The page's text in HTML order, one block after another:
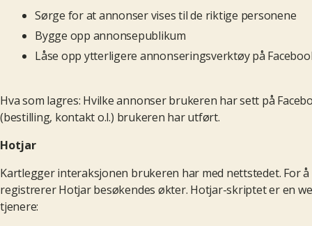
Sørge for at annonser vises til de riktige personene
Bygge opp annonsepublikum
Låse opp ytterligere annonseringsverktøy på
Hva som lagres: Hvilke annonser brukeren har sett på
(bestilling, kontakt o.l.) brukeren har utført.
Hotjar
Kartlegger interaksjonen brukeren har med nettstedet. For
registrerer Hotjar besøkendes økter. Hotjar-skriptet er en
tjenere: